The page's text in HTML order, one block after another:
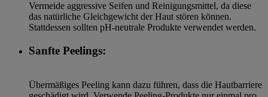
Vermeide aggressive Seifen und Reinigungsmittel, da diese
das natürliche Gleichgewicht der Haut stören können.
Stattdessen sollten pH-neutrale Produkte verwendet werden.
Sanfte Peelings:
Übermäßiges Peeling kann dazu führen, dass die Hautbarriere